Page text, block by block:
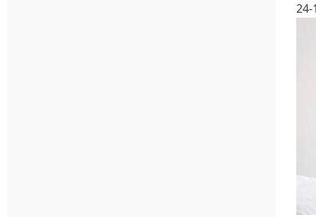
24-